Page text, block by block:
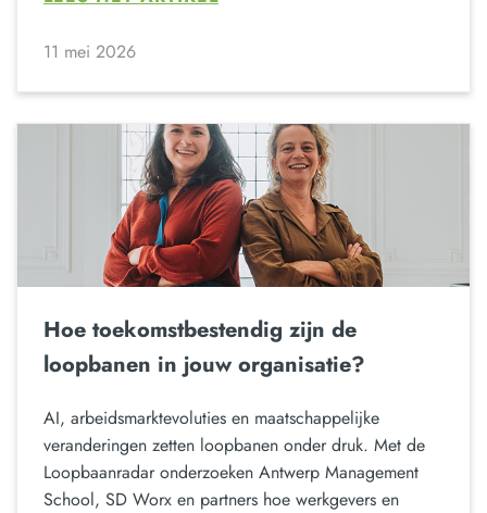
11 mei 2026
Hoe toekomstbestendig zijn de
loopbanen in jouw organisatie?
AI, arbeidsmarktevoluties en maatschappelijke
veranderingen zetten loopbanen onder druk. Met de
Loopbaanradar onderzoeken Antwerp Management
School, SD Worx en partners hoe werkgevers en